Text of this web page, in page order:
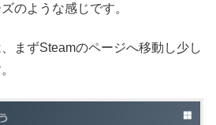
のような感じです。
まずSteamのページへ移動し少し